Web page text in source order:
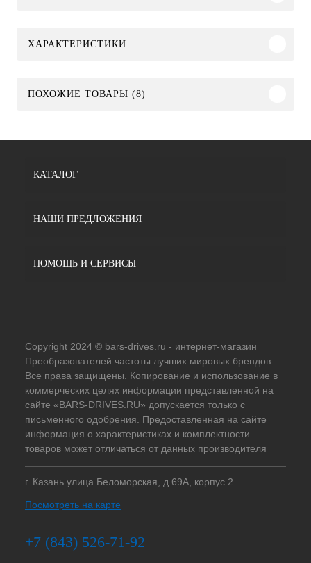
ХАРАКТЕРИСТИКИ
ПОХОЖИЕ ТОВАРЫ (8)
КАТАЛОГ
НАШИ ПРЕДЛОЖЕНИЯ
ПОМОЩЬ И СЕРВИСЫ
Copyright 2024 © bars-drives.ru - интернет-магазин
Преобразователей частоты лучших мировых брендов.
Все права защищены. Копирование и использование в
коммерческих целях информации представленной на
сайте «BARS-DRIVES.RU» допускается только с
письменного одобрения. Предоставленная на сайте
информация о характеристиках и комплектности
товаров может отличаться от данных производителя
г. Казань улица Беломорская, д.69А, корпус 2
Посмотреть на карте
+7 (843) 526-71-92